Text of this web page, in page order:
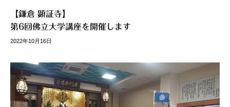
【鎌倉 顕証寺】
第6回佛立大学講座を開催します
2022年10月16日